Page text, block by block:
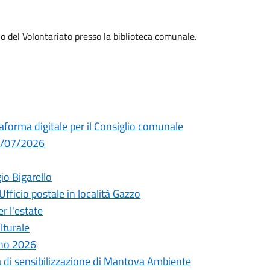
del Volontariato presso la biblioteca comunale.
digitale per il Consiglio comunale
07/2026
Bigarello
postale in località Gazzo
l'estate
2026
di sensibilizzazione di Mantova Ambiente